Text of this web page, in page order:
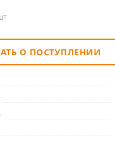
О ПОСТУПЛЕНИИ